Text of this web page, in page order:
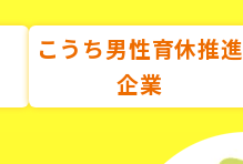
こうち男性育休推進
企業